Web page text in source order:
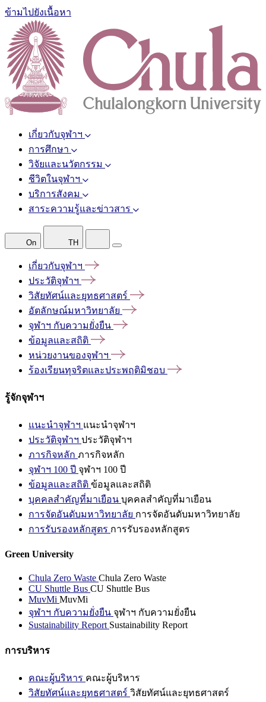
ข้ามไปยังเนื้อหา
เกี่ยวกับจุฬาฯ
การศึกษา
วิจัยและนวัตกรรม
ชีวิตในจุฬาฯ
บริการสังคม
สาระความรู้และข่าวสาร
On TH
เกี่ยวกับจุฬาฯ
ประวัติจุฬาฯ
วิสัยทัศน์และยุทธศาสตร์
อัตลักษณ์มหาวิทยาลัย
จุฬาฯ กับความยั่งยืน
ข้อมูลและสถิติ
หน่วยงานของจุฬาฯ
ร้องเรียนทุจริตและประพฤติมิชอบ
รู้จักจุฬาฯ
แนะนำจุฬาฯ แนะนำจุฬาฯ
ประวัติจุฬาฯ ประวัติจุฬาฯ
ภารกิจหลัก ภารกิจหลัก
จุฬาฯ 100 ปี จุฬาฯ 100 ปี
ข้อมูลและสถิติ ข้อมูลและสถิติ
บุคคลสำคัญที่มาเยือน บุคคลสำคัญที่มาเยือน
การจัดอันดับมหาวิทยาลัย การจัดอันดับมหาวิทยาลัย
การรับรองหลักสูตร การรับรองหลักสูตร
Green University
Chula Zero Waste Chula Zero Waste
CU Shuttle Bus CU Shuttle Bus
MuvMi MuvMi
จุฬาฯ กับความยั่งยืน จุฬาฯ กับความยั่งยืน
Sustainability Report Sustainability Report
การบริหาร
คณะผู้บริหาร คณะผู้บริหาร
วิสัยทัศน์และยุทธศาสตร์ วิสัยทัศน์และยุทธศาสตร์